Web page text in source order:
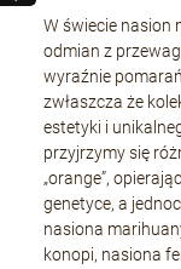
W świecie nasion
odmian z
wyraźnie
zwłaszcza że
estetyki i
przyjrzymy się
„orange”,
genetyce, a
nasiona
konopi, nasiona